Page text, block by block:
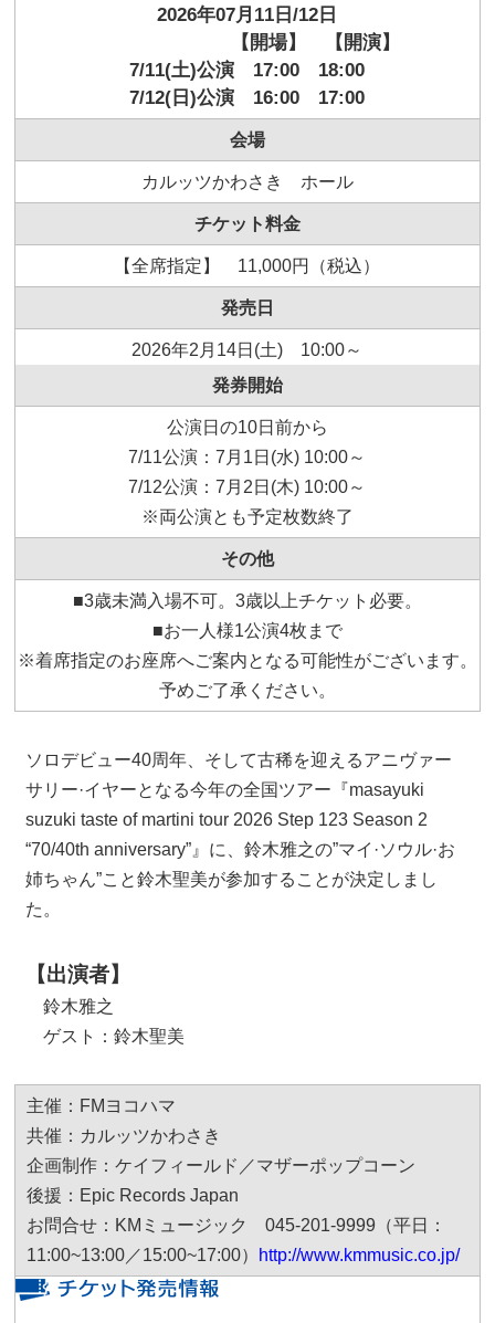
2026年07月11日/12日
【開場】 【開演】
7/11(土)公演 17:00 18:00
7/12(日)公演 16:00 17:00
会場
カルッツかわさき ホール
チケット料金
【全席指定】 11,000円（税込）
発売日
2026年2⽉14⽇(⼟) 10:00～
発券開始
公演日の10日前から
7/11公演：7月1日(水) 10:00～
7/12公演：7月2日(木) 10:00～
※両公演とも予定枚数終了
その他
■3歳未満入場不可。3歳以上チケット必要。
■お一人様1公演4枚まで
※着席指定のお座席へご案内となる可能性がございます。
予めご了承ください。
ソロデビュー40周年、そして古稀を迎えるアニヴァー
サリー·イヤーとなる今年の全国ツアー『masayuki
suzuki taste of martini tour 2026 Step 123 Season 2
“70/40th anniversary”』に、鈴木雅之の”マイ·ソウル·お
姉ちゃん”こと鈴木聖美が参加することが決定しまし
た。
【出演者】
鈴木雅之
ゲスト：鈴木聖美
主催：FMヨコハマ
共催：カルッツかわさき
企画制作：ケイフィールド／マザーポップコーン
後援：Epic Records Japan
お問合せ：KMミュージック 045-201-9999（平日：
11:00~13:00／15:00~17:00） http://www.kmmusic.co.jp/